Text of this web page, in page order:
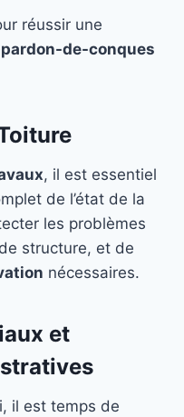
réussir une
de-conques
, il est essentiel
de l’état de la
les problèmes
structure, et de
nécessaires.
et
il est temps de